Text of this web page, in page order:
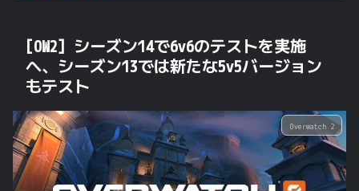
[OW2] シーズン14で6v6のテストを実施
へ、シーズン13では新たな5v5バージョン
もテスト
Overwatch 2